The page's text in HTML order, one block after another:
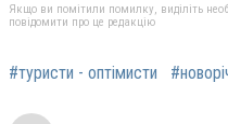
Якщо ви помітили помилку, виділіть
повідомити про це редакцію
#туристи - оптімисти